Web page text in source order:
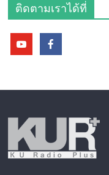
ติดตามเราได้ที่